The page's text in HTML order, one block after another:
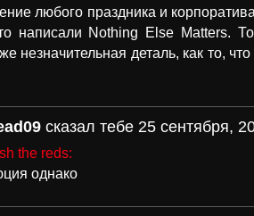
любого праздника и
то написали Nothing Else Matters.
незначительная деталь, как то,
сказал тебе 25 сентября,
the reds:
однако